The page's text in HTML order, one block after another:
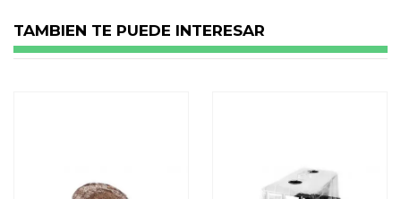
TAMBIEN TE PUEDE INTERESAR